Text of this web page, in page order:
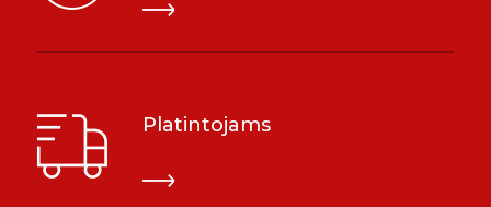
Platintojams